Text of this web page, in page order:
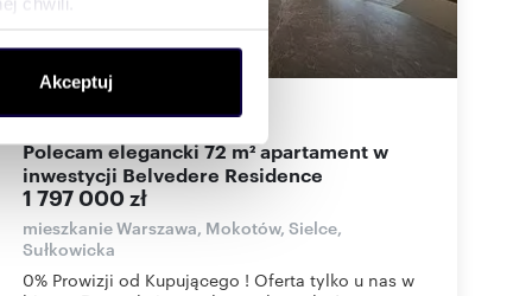
społecznościowym,
od Ciebie lub
Akceptuj
m zł/m
Polecam elegancki 72 m² apartament w
inwestycji Belvedere Residence
1 797 000 zł
mieszkanie Warszawa, Mokotów, Sielce,
Sułkowicka
0% Prowizji od Kupującego ! Oferta tylko u nas w